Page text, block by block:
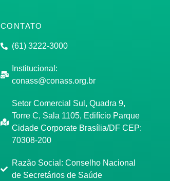
CONTATO
(61) 3222-3000
Institucional:
conass@conass.org.br
Setor Comercial Sul, Quadra 9,
Torre C, Sala 1105, Edifício Parque
Cidade Corporate Brasília/DF CEP:
70308-200
Razão Social: Conselho Nacional
de Secretários de Saúde